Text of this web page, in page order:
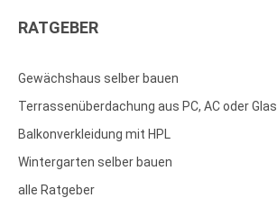
RATGEBER
Gewächshaus selber bauen
Terrassenüberdachung aus PC, AC oder Glas
Balkonverkleidung mit HPL
Wintergarten selber bauen
alle Ratgeber